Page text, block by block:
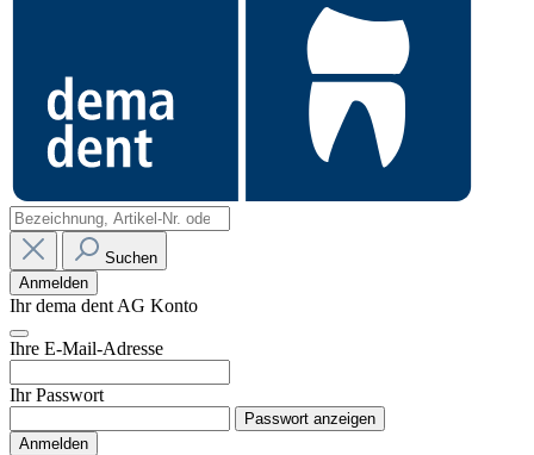
Suchen
Anmelden
Ihr dema dent AG Konto
Ihre E-Mail-Adresse
Ihr Passwort
Passwort anzeigen
Anmelden